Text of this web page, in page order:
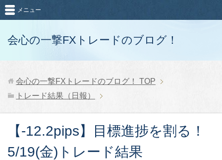
会心の一撃FXトレードのブログ！
メニュー
会心の一撃FXトレードのブログ！
TOP
トレード結果（日報）
【-12.2pips】目標進捗を割る！
5/19(金)トレード結果